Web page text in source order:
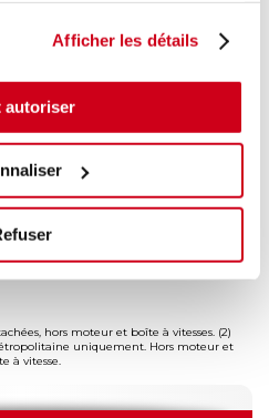
Afficher les détails
autoriser
(2)
hors moteur et boîte à vitesses. (2)
uniquement. Hors moteur et
à vitesse.